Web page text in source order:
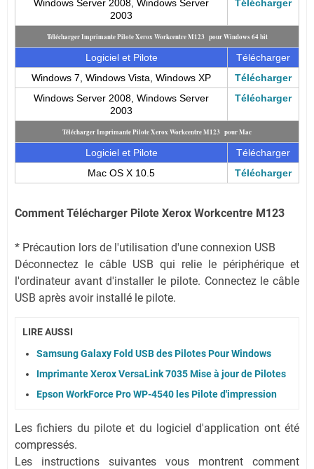
Windows Server 2008, Windows Server
2003
Télécharger
Télécharger Imprimante Pilote Xerox Workcentre M123 pour Windows 64 bit
Logiciel et Pilote
Télécharger
Windows 7, Windows Vista, Windows XP
Télécharger
Windows Server 2008, Windows Server
2003
Télécharger
Télécharger Imprimante Pilote Xerox Workcentre M123 pour Mac
Logiciel et Pilote
Télécharger
Mac OS X 10.5
Télécharger
Comment Télécharger Pilote Xerox Workcentre M123
* Précaution lors de l'utilisation d'une connexion USB
Déconnectez le câble USB qui relie le périphérique et
l'ordinateur avant d'installer le pilote. Connectez le câble
USB après avoir installé le pilote.
LIRE AUSSI
Samsung Galaxy Fold USB des Pilotes Pour Windows
Imprimante Xerox VersaLink 7035 Mise à jour de Pilotes
Epson WorkForce Pro WP-4540 les Pilote d'impression
Les fichiers du pilote et du logiciel d'application ont été
compressés.
Les instructions suivantes vous montrent comment